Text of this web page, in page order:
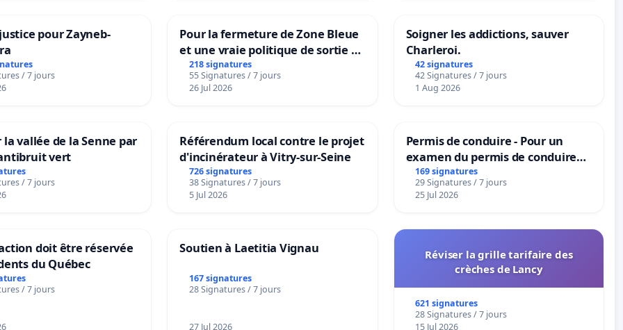
avec l'objection du bureau du
l'affaire a été ouverte.
s'est occupée de ses affaires et a
une "preuve numérique" (carte SD)
ou de droit.
numérique ne se trouvait pas dans
pour Zayneb-
/ 7 jours
Pour la fermeture de Zone Bleue
et une vraie politique de sortie de
la dépendance
218 signatures
55 Signatures / 7 jours
26 Jul 2026
Soigner les addictions, sauver
Charleroi.
42 signatures
42 Signatures / 7 jours
1 Aug 2026
la vallée de la Senne par
vert
/ 7 jours
Référendum local contre le projet
d'incinérateur à Vitry-sur-Seine
726 signatures
38 Signatures / 7 jours
5 Jul 2026
Permis de conduire - Pour un
examen du permis de conduire
accessible dans plusieurs langues
à Bruxelles
169 signatures
29 Signatures / 7 jours
25 Jul 2026
doit être réservée
du Québec
/ 7 jours
Soutien à Laetitia Vignau
167 signatures
28 Signatures / 7 jours
27 Jul 2026
Réviser la grille tarifaire des
crèches de Lancy
621 signatures
28 Signatures / 7 jours
15 Jul 2026